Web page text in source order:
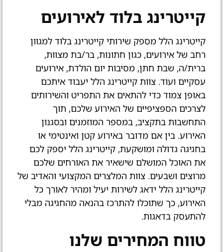
קייטרינג בלוד לאירועים
קייטרינג הלל מספק שירותי קייטרינג בלוד למגוון
רחב של אירועים, כגון חתונות, בר/בת מצוות,
ברית/ה, שבת חתן, מסיבות יום הולדת, אירועים
עסקיים ועוד. צוות קייטרינג הלל יעבוד איתכם
באופן צמוד כדי להתאים את התפריט והשירותים
לצרכים הספציפיים של האירוע שלכם, תוך
התחשבות בתקציב, במספר המוזמנים ובסגנון
האירוע. בין אם מדובר באירוע קטן ואינטימי או
בחגיגה גדולה ומושקעת, קייטרינג הלל יספק לכם
את האוכל המושלם שישאיר את האורחים שלכם
מרוצים ושבעים. צוות המלצרים המקצועי והאדיב של
קייטרינג הלל ידאג לשירות יעיל ומהיר לאורך כל
האירוע, כך שתוכלו להתרכז בהנאה מהחגיגה מבלי
להתעסק בדאגות.
טווח המחירים שלנו